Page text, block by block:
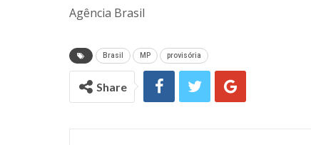
Agência Brasil
Brasil MP provisória
Share